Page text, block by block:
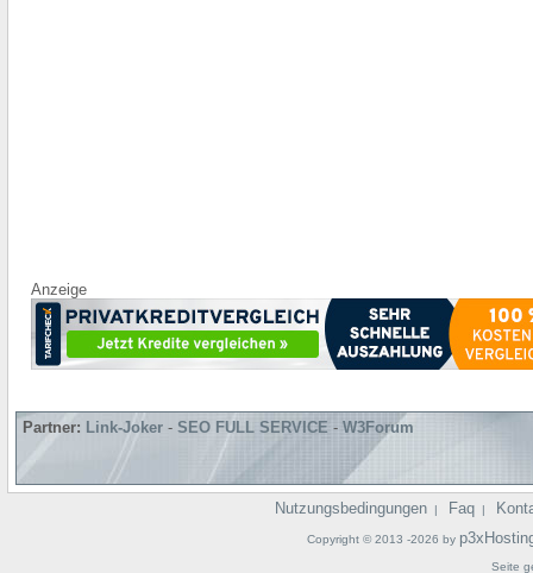
Anzeige
Partner: Link-Joker - SEO FULL SERVICE - W3Forum
Nutzungsbedingungen | Faq |
Copyright © 2013 -2026 by
Seite